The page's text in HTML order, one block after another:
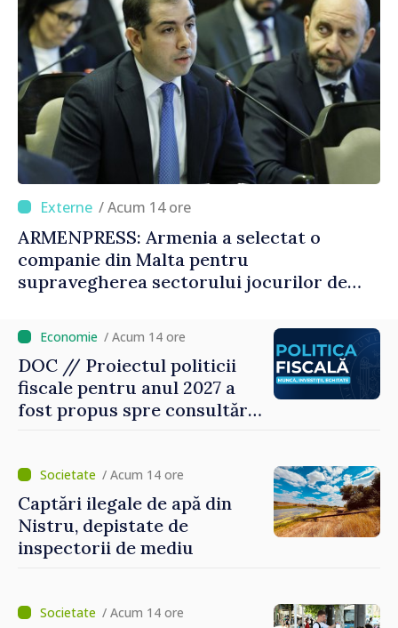
/ Acum 14 ore
ARMENPRESS: Armenia a selectat o
companie din Malta pentru
supravegherea sectorului jocurilor de
/ Acum 14 ore
DOC // Proiectul politicii
fiscale pentru anul 2027 a
fost propus spre consultări
/ Acum 14 ore
Captări ilegale de apă din
Nistru, depistate de
inspectorii de mediu
/ Acum 14 ore